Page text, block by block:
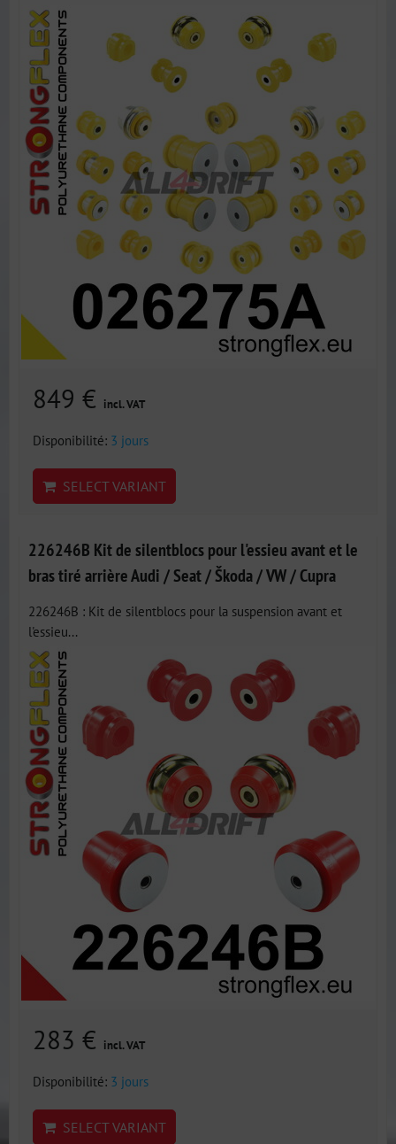
849 € incl. VAT
Disponibilité: 3 jours
SELECT VARIANT
226246B Kit de silentblocs pour l'essieu avant et le
bras tiré arrière Audi / Seat / Škoda / VW / Cupra
226246B : Kit de silentblocs pour la suspension avant et
l'essieu...
283 € incl. VAT
Disponibilité: 3 jours
SELECT VARIANT